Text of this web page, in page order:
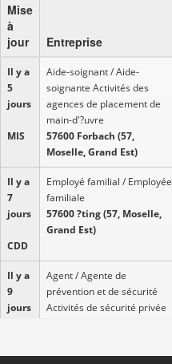
Mise
à
jour
Entreprise
Il y a
5
jours
MIS
Aide-soignant / Aide-
soignante Activités des
agences de placement de
main-d'?uvre
57600 Forbach (57,
Moselle, Grand Est)
Il y a
7
jours
CDD
Employé familial / Employée
familiale
57600 ?ting (57, Moselle,
Grand Est)
Il y a
9
jours
Agent / Agente de
prévention et de sécurité
Activités de sécurité privée